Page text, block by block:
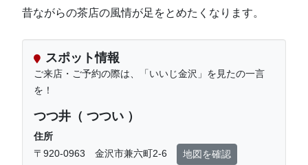
昔ながらの茶店の風情が足をとめたくなります。
スポット情報
ご来店・ご予約の際は、「いいじ金沢」を見たの一言
を！
つつ井（ つつい ）
住所
〒920-0963 金沢市兼六町2-6
地図を確認